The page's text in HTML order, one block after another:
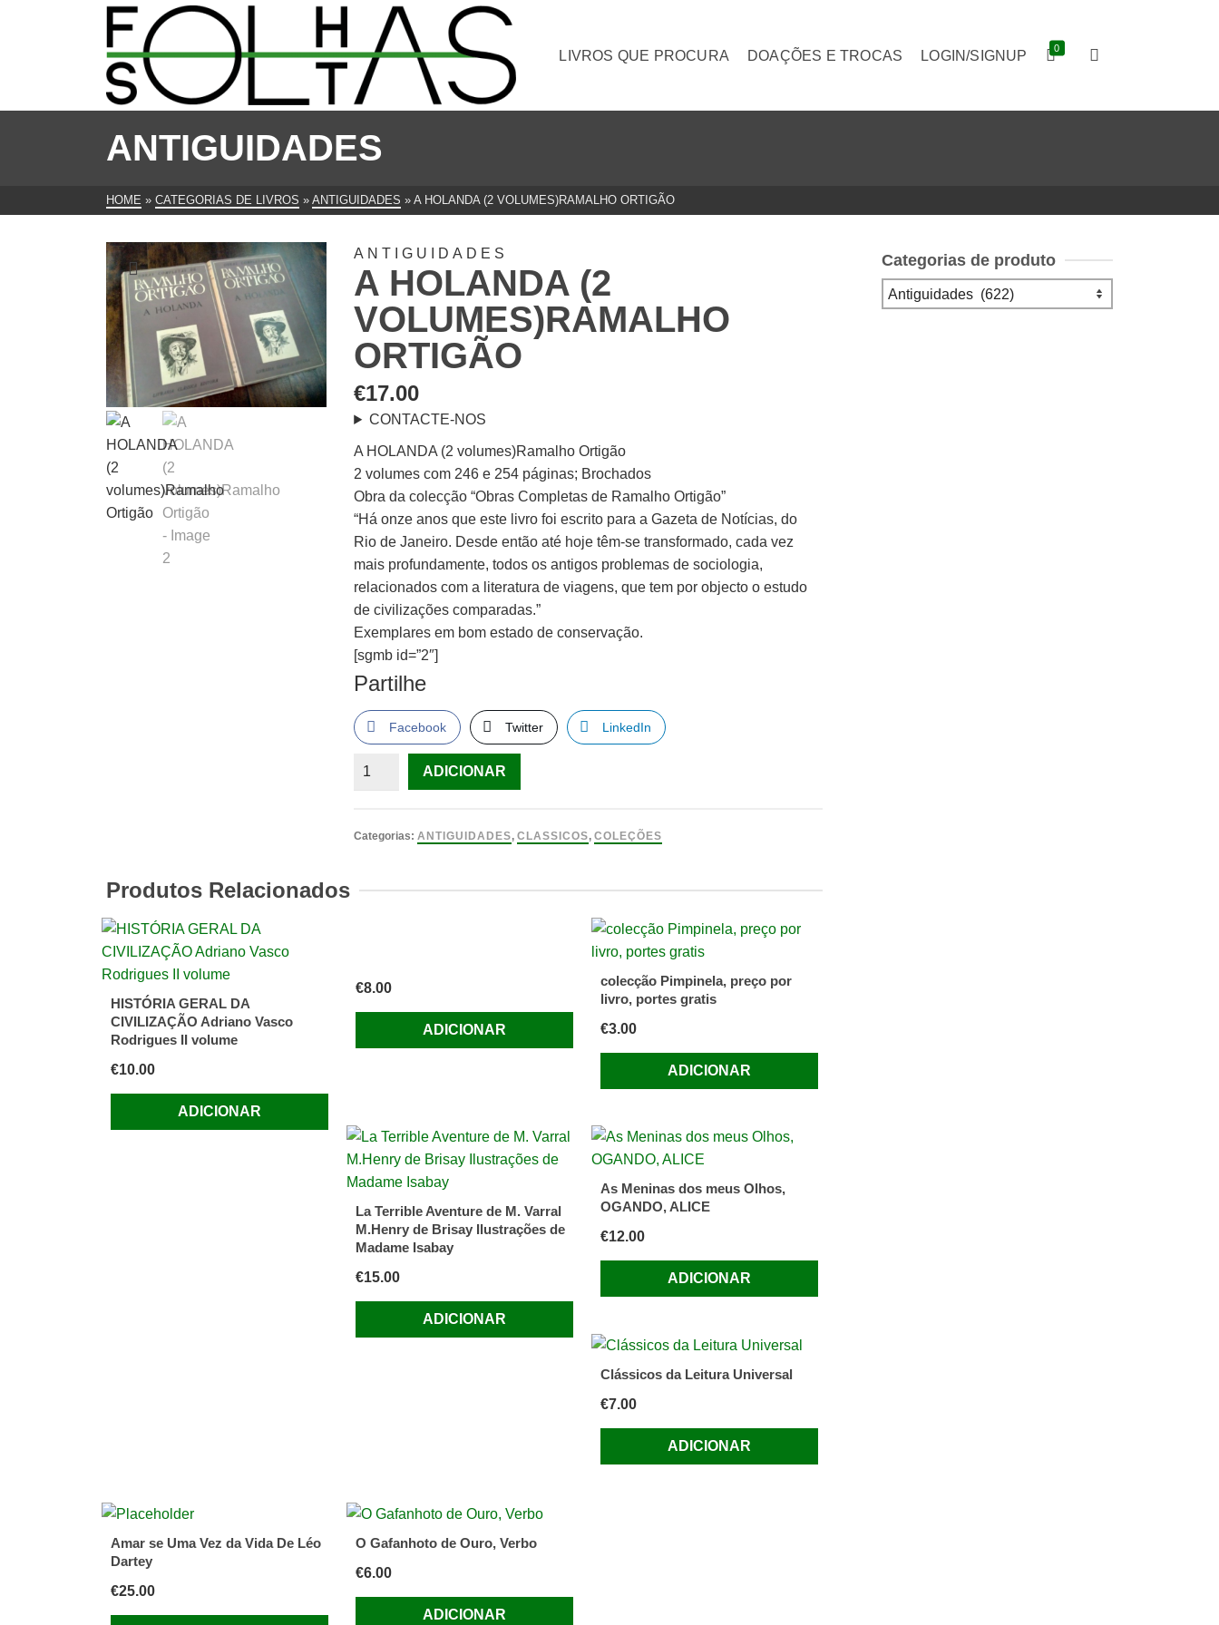
LIVROS QUE PROCURA DOAÇÕES E TROCAS LOGIN/SIGNUP 0
ANTIGUIDADES
HOME » CATEGORIAS DE LIVROS » ANTIGUIDADES » A HOLANDA (2 VOLUMES)RAMALHO ORTIGÃO
ANTIGUIDADES
A HOLANDA (2
VOLUMES)RAMALHO
ORTIGÃO
€17.00
CONTACTE-NOS
A HOLANDA (2 volumes)Ramalho Ortigão
2 volumes com 246 e 254 páginas; Brochados
Obra da colecção “Obras Completas de Ramalho Ortigão”
“Há onze anos que este livro foi escrito para a Gazeta de Notícias, do
Rio de Janeiro. Desde então até hoje têm-se transformado, cada vez
mais profundamente, todos os antigos problemas de sociologia,
relacionados com a literatura de viagens, que tem por objecto o estudo
de civilizações comparadas.”
Exemplares em bom estado de conservação.
[sgmb id=”2″]
Partilhe
Facebook Twitter LinkedIn
Quantidade
HOLANDA
ADICIONAR
Categorias:ANTIGUIDADES,CLASSICOS,COLEÇÕES
Produtos Relacionados
HISTÓRIA GERAL DA
CIVILIZAÇÃO Adriano Vasco
Rodrigues II volume
€10.00
ADICIONAR
€8.00
ADICIONAR
colecção Pimpinela, preço por
livro, portes gratis
€3.00
ADICIONAR
La Terrible Aventure de M. Varral
M.Henry de Brisay Ilustrações de
Madame Isabay
€15.00
ADICIONAR
As Meninas dos meus Olhos,
OGANDO, ALICE
€12.00
ADICIONAR
Clássicos da Leitura Universal
€7.00
ADICIONAR
Amar se Uma Vez da Vida De Léo
Dartey
€25.00
O Gafanhoto de Ouro, Verbo
€6.00
ADICIONAR
Categorias de produto